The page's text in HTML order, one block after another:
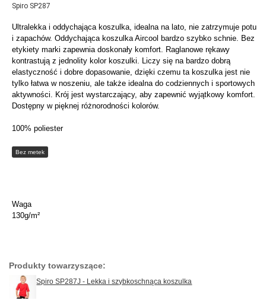
Spiro SP287
Ultralekka i oddychająca koszulka, idealna na lato, nie zatrzymuje potu
i zapachów. Oddychająca koszulka Aircool bardzo szybko schnie. Bez
etykiety marki zapewnia doskonały komfort. Raglanowe rękawy
kontrastują z jednolity kolor koszulki. Liczy się na bardzo dobrą
elastyczność i dobre dopasowanie, dzięki czemu ta koszulka jest nie
tylko łatwa w noszeniu, ale także idealna do codziennych i sportowych
aktywności. Krój jest wystarczający, aby zapewnić wyjątkowy komfort.
Dostępny w pięknej różnorodności kolorów.
100% poliester
Bez metek
Waga
130g/m²
Produkty towarzyszące:
Spiro SP287J - Lekka i szybkoschnąca koszulka